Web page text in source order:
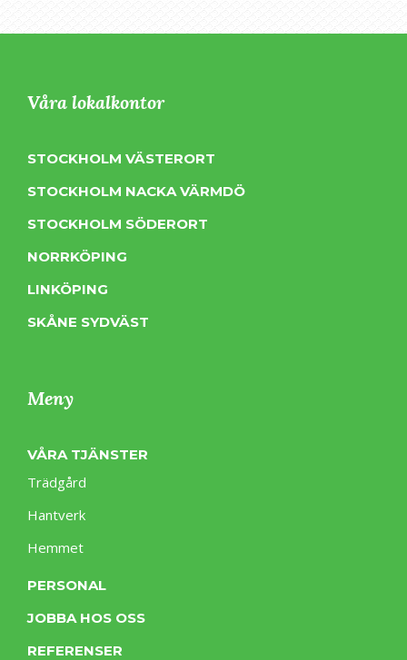
Våra lokalkontor
STOCKHOLM VÄSTERORT
STOCKHOLM NACKA VÄRMDÖ
STOCKHOLM SÖDERORT
NORRKÖPING
LINKÖPING
SKÅNE SYDVÄST
Meny
VÅRA TJÄNSTER
Trädgård
Hantverk
Hemmet
PERSONAL
JOBBA HOS OSS
REFERENSER